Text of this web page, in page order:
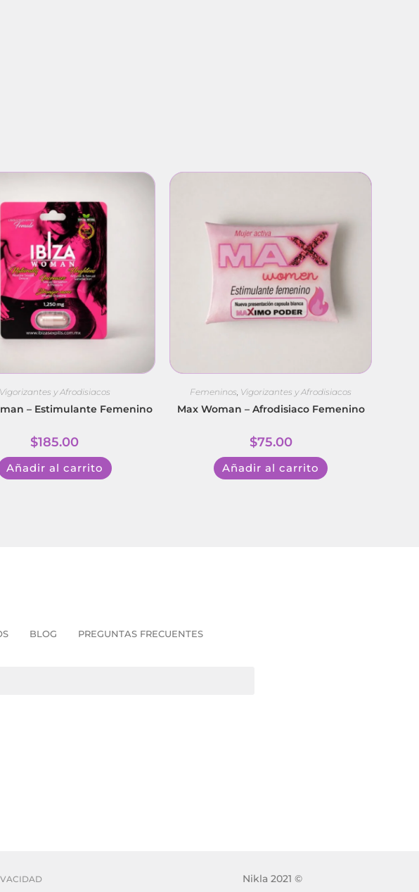
Vigorizantes y Afrodisiacos
– Estimulante Femenino
$185.00
Añadir al carrito
Femeninos, Vigorizantes y Afrodisiacos
Max Woman – Afrodisiaco Femenino
$75.00
Añadir al carrito
BLOG PREGUNTAS FRECUENTES
Nikla 2021 ©